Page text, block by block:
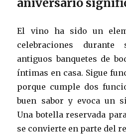
El vino ha sido un
celebraciones
antiguos banquetes de
íntimas en casa. Sigue
porque cumple dos
buen sabor y evoca un
Una botella reservada
se convierte en parte del